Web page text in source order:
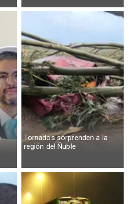
Tornados sorprenden a la
región del Ñuble